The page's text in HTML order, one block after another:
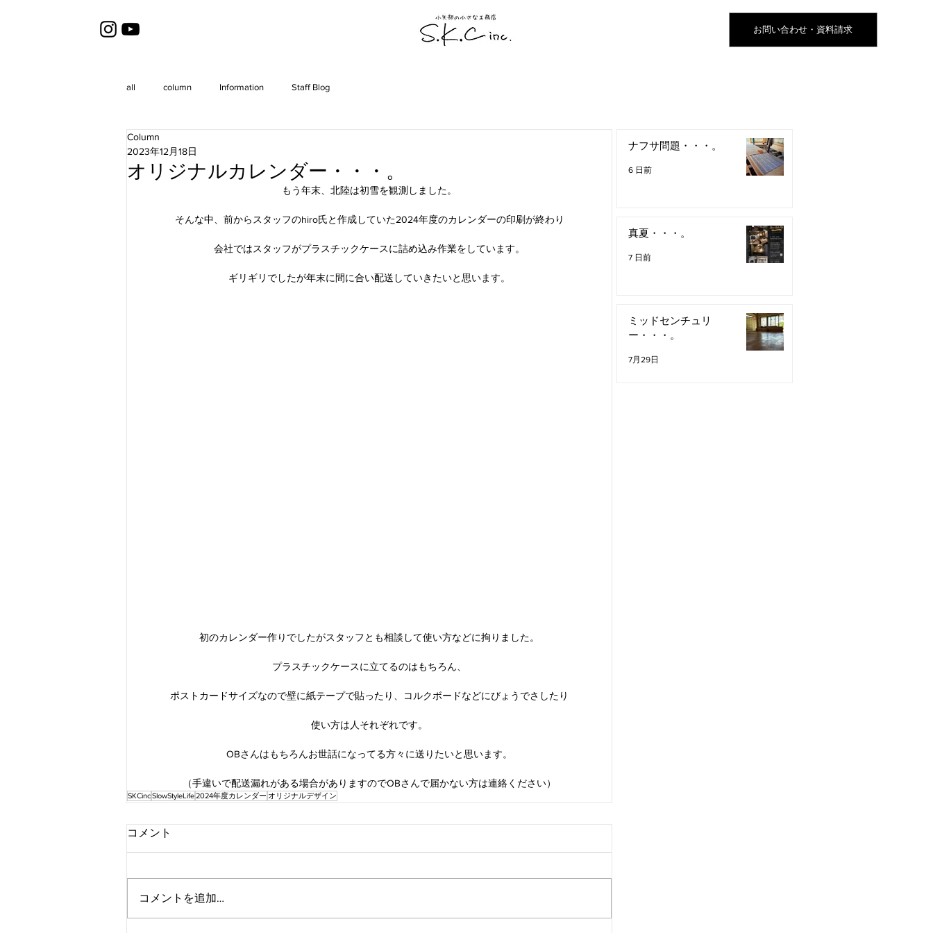
お問い合わせ・資料請求
all column Information Staff Blog
オリジナルカレンダー・・・。
Column
2023年12月18日
もう年末、北陸は初雪を観測しました。
そんな中、前からスタッフのhiro氏と作成していた2024年度のカレンダーの印刷が終わり
会社ではスタッフがプラスチックケースに詰め込み作業をしています。
ギリギリでしたが年末に間に合い配送していきたいと思います。
初のカレンダー作りでしたがスタッフとも相談して使い方などに拘りました。
プラスチックケースに立てるのはもちろん、
ポストカードサイズなので壁に紙テープで貼ったり、コルクボードなどにびょうでさしたり
使い方は人それぞれです。
OBさんはもちろんお世話になってる方々に送りたいと思います。
（手違いで配送漏れがある場合がありますのでOBさんで届かない方は連絡ください）
SKCincSlowStyleLife2024年度カレンダー オリジナルデザイン
コメント
コメントを追加…
ナフサ問題・・・。
6 日前
真夏・・・。
7 日前
ミッドセンチュリ
ー・・・。
7月29日